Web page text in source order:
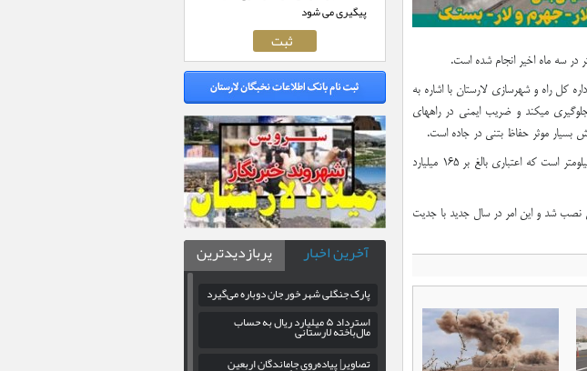
کل راه و شهرسازی لارستان با اشاره به
میکند و ضریب ایمنی در راههای
موثر حفاظ بتنی در جاده‌ است.
وی در خصوص طول مسیر و اعتبار این پروژه خاطر نشان كرد : مجموع کل مسیر انجام شده به طول ۵/۵ كيلومتر است که اعتباری بالغ بر ۱۶۵ ميليارد
استحفاظی نصب شد و این امر در سال جدید با جدیت
پیگیری می شود
آخرین اخبار پربازدیدترین
پارک جنگلی شهر خور جان دوباره می‌گیرد
استرداد ۵ میلیارد ریال به حسابمال‌باخته لارستانی
تصاویر| پیاده‌روی جاماندگان اربعین